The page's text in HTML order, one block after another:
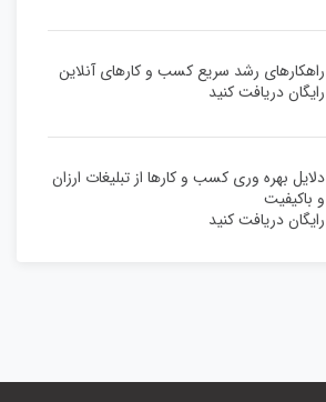
راهکارهای رشد سریع کسب و کارهای آنلاین
رایگان دریافت کنید
دلایل بهره وری کسب و کارها از تبلیغات ارزان
و باکیفیت
رایگان دریافت کنید